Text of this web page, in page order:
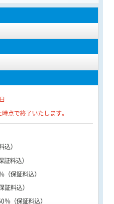
点で終了いたします。
）
料込）
保証料込）
料込）
（保証料込）